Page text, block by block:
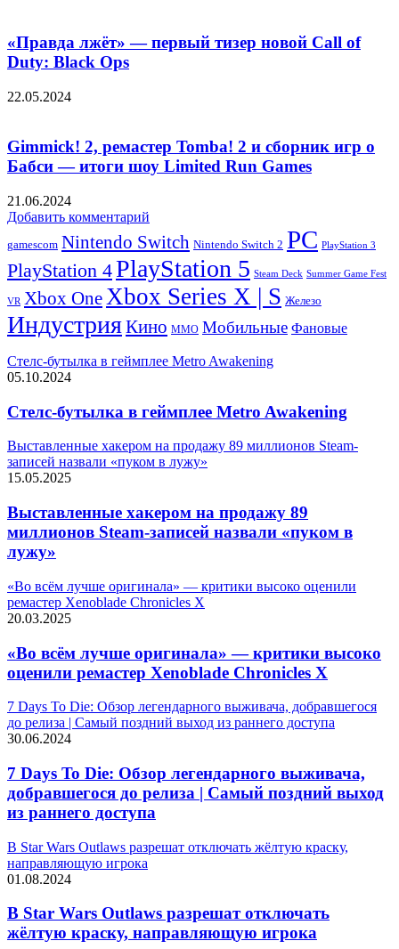
«Правда лжёт» — первый тизер новой Call of
Duty: Black Ops
22.05.2024
Gimmick! 2, ремастер Tomba! 2 и сборник игр о
Бабси — итоги шоу Limited Run Games
21.06.2024
Добавить комментарий
gamescom Nintendo Switch Nintendo Switch 2 PC PlayStation 3
PlayStation 4PlayStation 5 Steam Deck Summer Game Fest
VR Xbox OneXbox Series X | S Железо
ИндустрияКино ММО Мобильные Фановые
Стелс-бутылка в геймплее Metro Awakening
05.10.2024
Стелс-бутылка в геймплее Metro Awakening
Выставленные хакером на продажу 89 миллионов Steam-
записей назвали «пуком в лужу»
15.05.2025
Выставленные хакером на продажу 89
миллионов Steam-записей назвали «пуком в
лужу»
«Во всём лучше оригинала» — критики высоко оценили
ремастер Xenoblade Chronicles X
20.03.2025
«Во всём лучше оригинала» — критики высоко
оценили ремастер Xenoblade Chronicles X
7 Days To Die: Обзор легендарного выживача, добравшегося
до релиза | Самый поздний выход из раннего доступа
30.06.2024
7 Days To Die: Обзор легендарного выживача,
добравшегося до релиза | Самый поздний выход
из раннего доступа
В Star Wars Outlaws разрешат отключать жёлтую краску,
направляющую игрока
01.08.2024
В Star Wars Outlaws разрешат отключать
жёлтую краску, направляющую игрока